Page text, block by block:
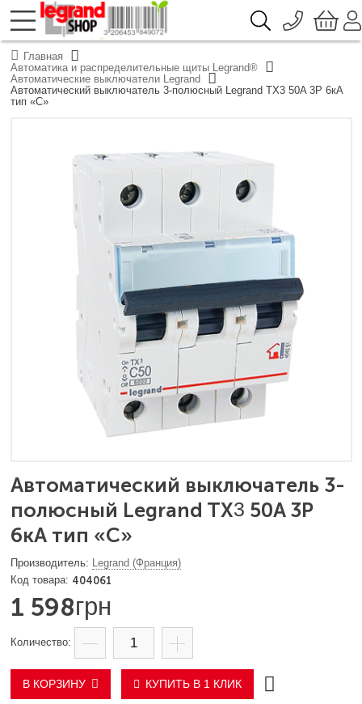
Автоматический выключатель 3-
полюсный Legrand TX3 50A 3Р
6кА тип «C»
Legrand (Франция)
404061
1 598грн
В КОРЗИНУ КУПИТЬ В 1 КЛИК
О компании
Доставка
Каталоги продукции Legrand
Гарантия
096 776-72-46
044 390-66-40
050 337-07-10
Главная
Автоматика и распределительные щиты Legrand®
Автоматические выключатели Legrand
Автоматический выключатель 3-полюсный Legrand TX3 50A 3Р 6кА
тип «C»